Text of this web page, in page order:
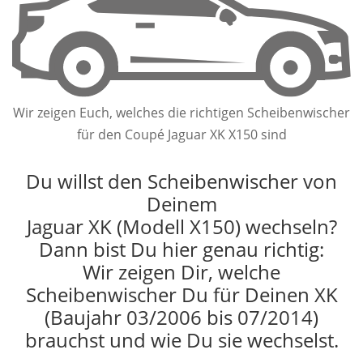
Wir zeigen Euch, welches die richtigen Scheibenwischer
für den Coupé Jaguar XK X150 sind
Du willst den Scheibenwischer von
Deinem
Jaguar XK (Modell X150) wechseln?
Dann bist Du hier genau richtig:
Wir zeigen Dir, welche
Scheibenwischer Du für Deinen XK
(Baujahr 03/2006 bis 07/2014)
brauchst und wie Du sie wechselst.